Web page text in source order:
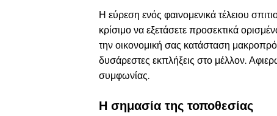
Η εύρεση ενός φαινομενικά τέλειου
κρίσιμο να εξετάσετε προσεκτικά
την οικονομική σας κατάσταση
δυσάρεστες εκπλήξεις στο μέλλον.
συμφωνίας.
Η σημασία της τοποθεσίας